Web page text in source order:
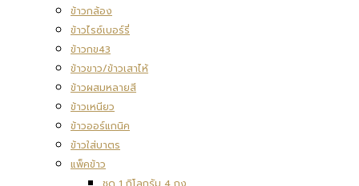
ข้าวกล้อง
ข้าวไรซ์เบอร์รี่
ข้าวกข43
ข้าวขาว/ข้าวเสาไห้
ข้าวผสมหลายสี
ข้าวเหนียว
ข้าวออร์แกนิค
ข้าวใส่บาตร
แพ็คข้าว